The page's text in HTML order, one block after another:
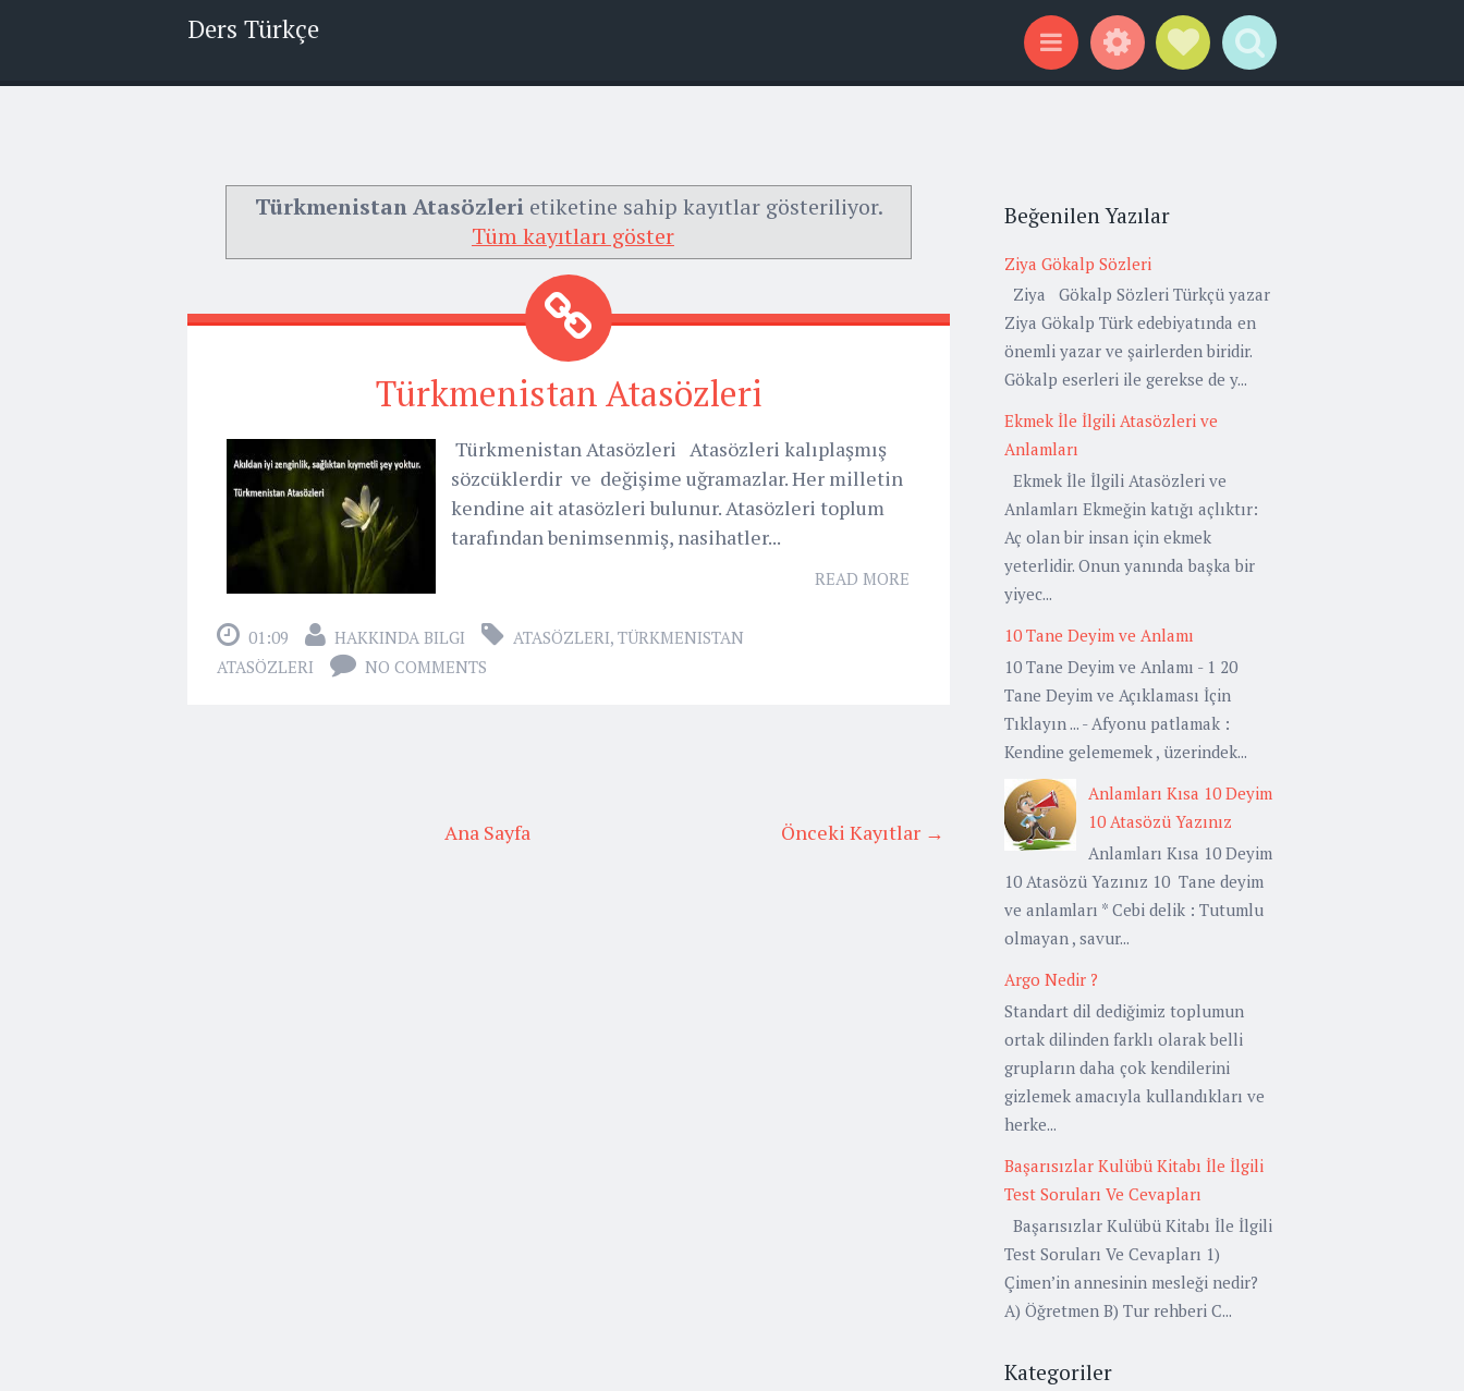
Ders Türkçe
Menu WidgetsSocial Links
Search
Türkmenistan Atasözlerietiketine sahip kayıtlar gösteriliyor.
Tüm kayıtları göster
Türkmenistan Atasözleri
Türkmenistan Atasözleri Atasözleri kalıplaşmış
sözcüklerdir ve değişime uğramazlar. Her milletin
kendine ait atasözleri bulunur. Atasözleri toplum
tarafından benimsenmiş, nasihatler...
READ MORE
01:09 HAKKINDA BILGI ATASÖZLERI, TÜRKMENISTAN
ATASÖZLERI
NO COMMENTS
Önceki Kayıtlar →
Ana Sayfa
Beğenilen Yazılar
Ziya Gökalp Sözleri
Ziya Gökalp Sözleri Türkçü yazar
Ziya Gökalp Türk edebiyatında en
önemli yazar ve şairlerden biridir.
Gökalp eserleri ile gerekse de y...
Ekmek İle İlgili Atasözleri ve
Anlamları
Ekmek İle İlgili Atasözleri ve
Anlamları Ekmeğin katığı açlıktır:
Aç olan bir insan için ekmek
yeterlidir. Onun yanında başka bir
yiyec...
10 Tane Deyim ve Anlamı
10 Tane Deyim ve Anlamı - 1 20
Tane Deyim ve Açıklaması İçin
Tıklayın ... - Afyonu patlamak :
Kendine gelememek , üzerindek...
Anlamları Kısa 10 Deyim
10 Atasözü Yazınız
Anlamları Kısa 10 Deyim
10 Atasözü Yazınız 10 Tane deyim
ve anlamları * Cebi delik : Tutumlu
olmayan , savur...
Argo Nedir ?
Standart dil dediğimiz toplumun
ortak dilinden farklı olarak belli
grupların daha çok kendilerini
gizlemek amacıyla kullandıkları ve
herke...
Başarısızlar Kulübü Kitabı İle İlgili
Test Soruları Ve Cevapları
Başarısızlar Kulübü Kitabı İle İlgili
Test Soruları Ve Cevapları 1)
Çimen’in annesinin mesleği nedir?
A) Öğretmen B) Tur rehberi C...
Kategoriler